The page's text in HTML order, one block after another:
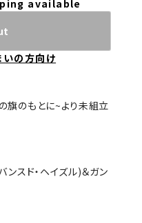
available
いの方向け
旗のもとに~より未組立
スド・ヘイズル)＆ガン